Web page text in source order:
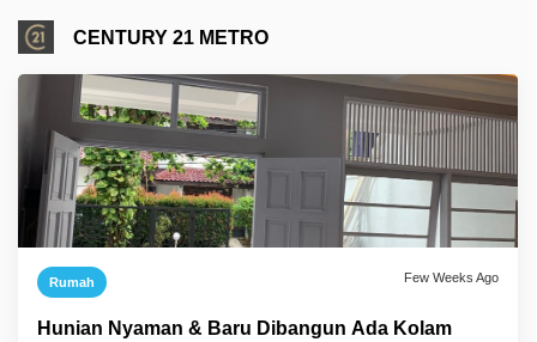
CENTURY 21 METRO
Rumah Few Weeks Ago
Hunian Nyaman & Baru Dibangun Ada Kolam